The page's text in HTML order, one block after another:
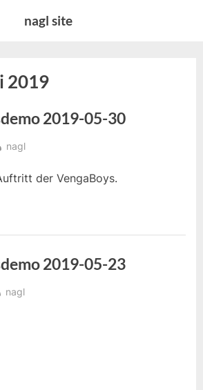
nagl site
2019
2019-05-30
By
nagl
der VengaBoys.
2019-05-23
By
nagl